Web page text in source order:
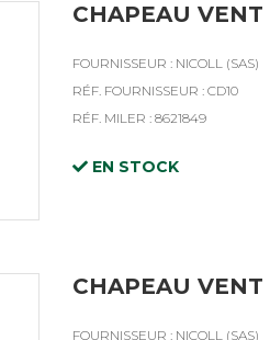
CHAPEAU
FOURNISSEUR : NICOLL (SAS)
RÉF. FOURNISSEUR : CD10
RÉF. MILER : 8621849
EN STOCK
CHAPEAU VENT
FOURNISSEUR : NICOLL (SAS)